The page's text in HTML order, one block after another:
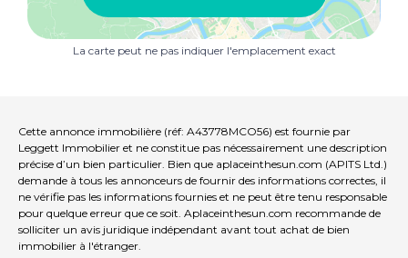
La carte peut ne pas indiquer l'emplacement exact
Cette annonce immobilière (réf: A43778MCO56) est fournie par
Leggett Immobilier et ne constitue pas nécessairement une description
précise d’un bien particulier. Bien que aplaceinthesun.com (APITS Ltd.)
demande à tous les annonceurs de fournir des informations correctes, il
ne vérifie pas les informations fournies et ne peut être tenu responsable
pour quelque erreur que ce soit. Aplaceinthesun.com recommande de
solliciter un avis juridique indépendant avant tout achat de bien
immobilier à l'étranger.